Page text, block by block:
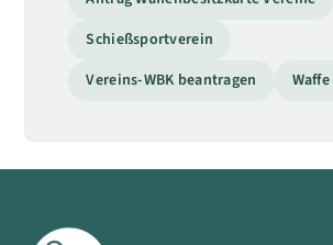
Schießsportverein
Vereins-WBK beantragen